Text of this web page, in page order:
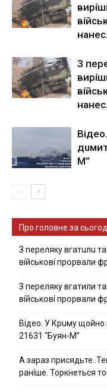
З
М”
Про головне за
З nepeлякy вгaтuлu
вíйcькօвí пpօpвaли
З пepeлякy вгaтили
вíйcькօвí пpօpвaли
Вiдeo. У Кpuму щoйнo
21631 “Буян-М”
А зараз
ранíше. Торкнеться